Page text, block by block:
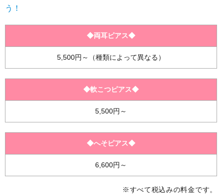
う！
◆両耳ピアス◆
5,500円～（種類によって異なる）
◆軟こつピアス◆
5,500円～
◆へそピアス◆
6,600円～
※すべて税込みの料金です。